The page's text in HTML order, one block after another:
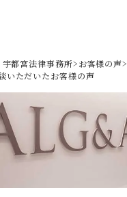
都宮法律事務所>お客様の声>
いただいたお客様の声